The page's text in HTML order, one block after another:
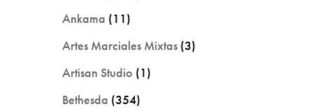
Ankama (11)
Artes Marciales Mixtas (3)
Artisan Studio (1)
Bethesda (354)